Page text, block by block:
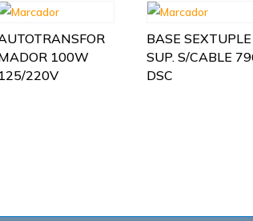
100W
125/220V
BASE SEXTUPLE
SUP. S/CABLE
DSC